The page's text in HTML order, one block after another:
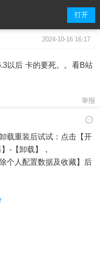
打开
2024-10-16 16:17
以后 卡的要死。。看B站
举报
载重装后试试：点击【开
-【卸载】，
个人配置数据及收藏】后